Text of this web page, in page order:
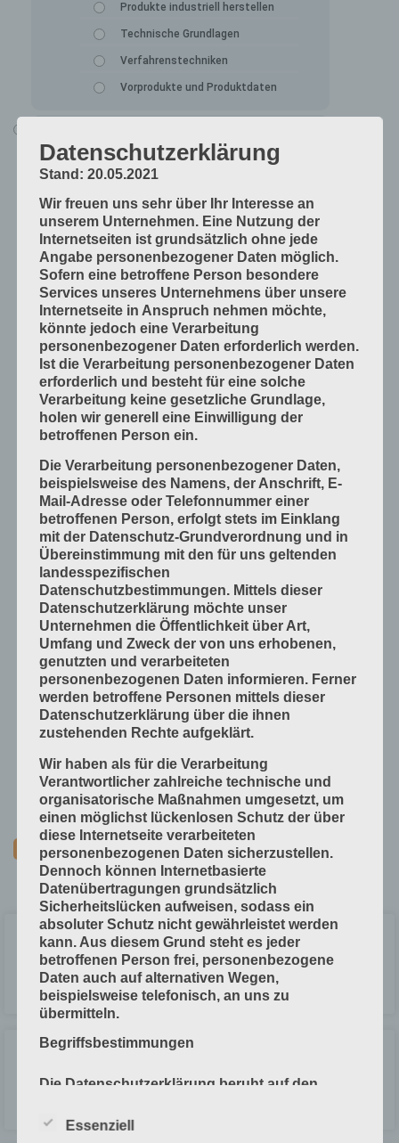
Produkte industriell herstellen
Technische Grundlagen
Verfahrenstechniken
Vorprodukte und Produktdaten
Druck
Arbeitsabläufe in der Druckerei
Digitale Drucksysteme
Druckformen
Druckprodukte herstellen
Druckprodukte veredeln
Druckprojekte umsetzen
Druckverfahren und Druckdaten
Mess- und Prüfverfahren
Offsetdruckmaschinen
Prozess-Standards in Druckverfahren
Werkstoffe und Druckmaterialien
Druckverarbeitung
Arbeitsabläufe im Betrieb
Bogen falzen
Bogen schneiden
Einbandmaterialien
Papier, Karton, Pappe, Kunststoffe
Produkte fügen
Produkte handwerklich herstellen
Produkte industriell herstellen
Verfahrenstechniken
Vorprodukte und Produktdaten
Mehrlagen-Broschur mit Vorsatz
LESEN »
Mehrlagen-Broschur ohne Vorsatz
Datenschutzerklärung
Stand: 20.05.2021
Wir freuen uns sehr über Ihr Interesse an
unserem Unternehmen. Eine Nutzung der
Internetseiten ist grundsätzlich ohne jede
Angabe personenbezogener Daten möglich.
Sofern eine betroffene Person besondere
Services unseres Unternehmens über unsere
Internetseite in Anspruch nehmen möchte,
könnte jedoch eine Verarbeitung
personenbezogener Daten erforderlich werden.
Ist die Verarbeitung personenbezogener Daten
erforderlich und besteht für eine solche
Verarbeitung keine gesetzliche Grundlage,
holen wir generell eine Einwilligung der
betroffenen Person ein.
Die Verarbeitung personenbezogener Daten,
beispielsweise des Namens, der Anschrift, E-
Mail-Adresse oder Telefonnummer einer
betroffenen Person, erfolgt stets im Einklang
mit der Datenschutz-Grundverordnung und in
Übereinstimmung mit den für uns geltenden
landesspezifischen
Datenschutzbestimmungen. Mittels dieser
Datenschutzerklärung möchte unser
Unternehmen die Öffentlichkeit über Art,
Umfang und Zweck der von uns erhobenen,
genutzten und verarbeiteten
personenbezogenen Daten informieren. Ferner
werden betroffene Personen mittels dieser
Datenschutzerklärung über die ihnen
zustehenden Rechte aufgeklärt.
Wir haben als für die Verarbeitung
Verantwortlicher zahlreiche technische und
organisatorische Maßnahmen umgesetzt, um
einen möglichst lückenlosen Schutz der über
diese Internetseite verarbeiteten
personenbezogenen Daten sicherzustellen.
Dennoch können Internetbasierte
Datenübertragungen grundsätzlich
Sicherheitslücken aufweisen, sodass ein
absoluter Schutz nicht gewährleistet werden
kann. Aus diesem Grund steht es jeder
betroffenen Person frei, personenbezogene
Daten auch auf alternativen Wegen,
beispielsweise telefonisch, an uns zu
übermitteln.
Begriffsbestimmungen
Die Datenschutzerklärung beruht auf den
Richtlinien- und Verordnungsgeber beim
Erlass der Datenschutz-Grundverordnung (DS-
Essenziell